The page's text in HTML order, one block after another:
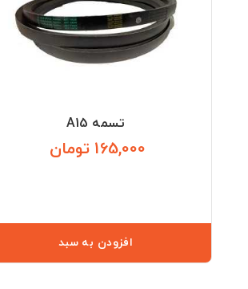
تسمه A15
165,000 تومان
افزودن به سبد